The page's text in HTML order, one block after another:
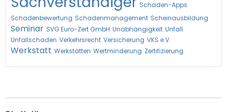
Schaden-Apps
Schadenbewertung Schadenmanagement Scheinausbildung
Seminar SVG Euro-Zert GmbH Unabhängigkeit Unfall
Unfallschaden Verkehrsrecht Versicherung VKS e.V.
Werkstatt Werkstätten Wertminderung Zertifizierung